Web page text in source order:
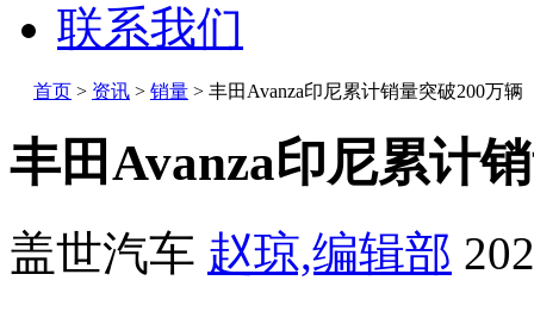
联系我们
首页 > 资讯 > 销量 > 丰田Avanza印尼累计销量突破200万辆
丰田Avanza印尼累计
盖世汽车 赵琼,编辑部